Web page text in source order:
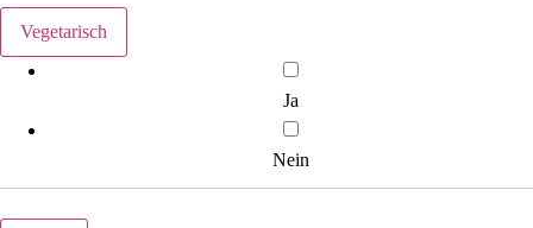
Vegetarisch
Ja
Nein